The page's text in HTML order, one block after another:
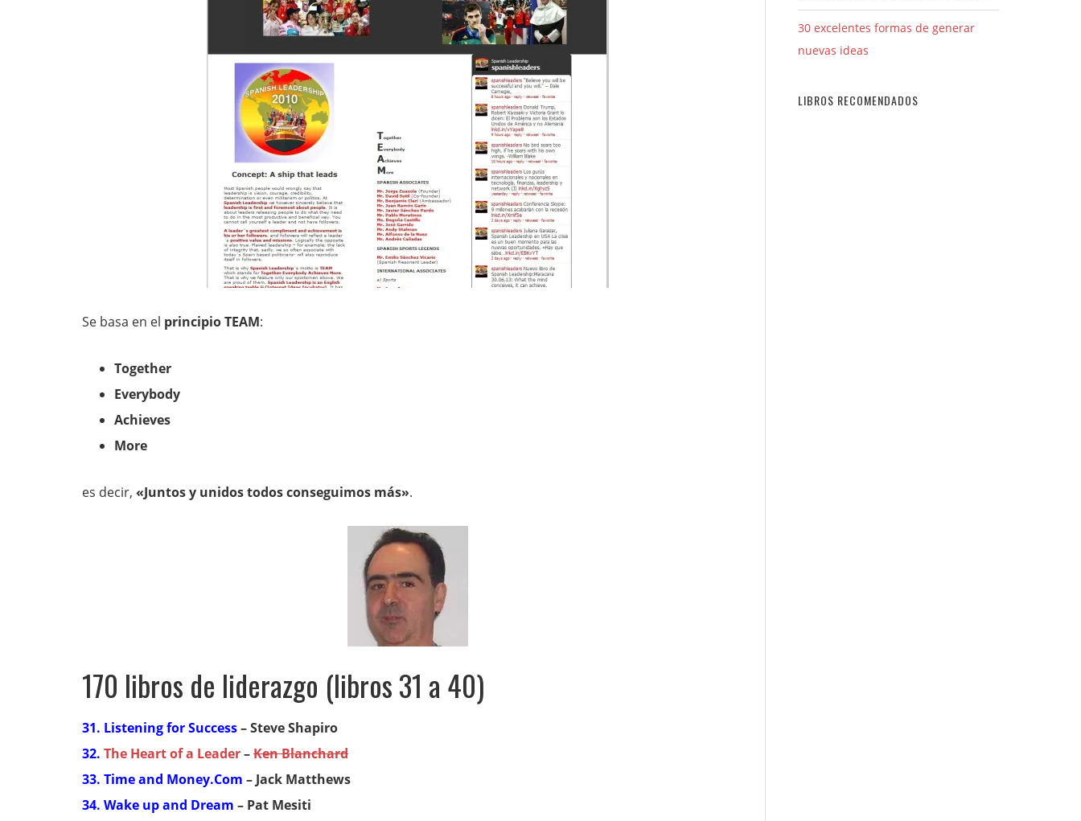
Se basa en el principio TEAM:
Together
Everybody
Achieves
More
es decir, «Juntos y unidos todos conseguimos más».
170 libros de liderazgo (libros 31 a 40)
31. Listening for Success– Steve Shapiro
32. The Heart of a Leader–Ken Blanchard
33. Time and Money.Com – Jack Matthews
34. Wake up and Dream – Pat Mesiti
30 excelentes formas de generar
nuevas ideas
LIBROS RECOMENDADOS